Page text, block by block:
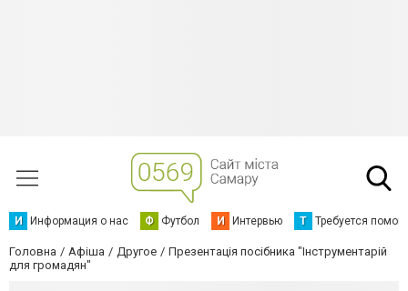
И Информация о нас Ф Футбол И Интервью Т Требуется
Головна Афіша Другое
Презентація посібника "Інструментарій
для громадян"